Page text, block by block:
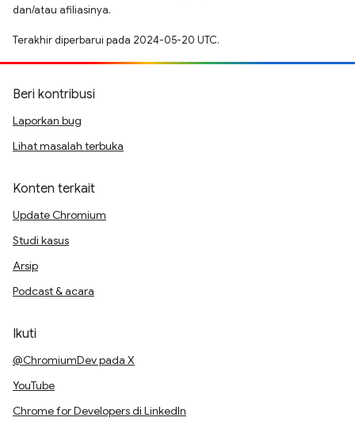
dan/atau afiliasinya.
Terakhir diperbarui pada 2024-05-20 UTC.
Beri kontribusi
Laporkan bug
Lihat masalah terbuka
Konten terkait
Update Chromium
Studi kasus
Arsip
Podcast & acara
Ikuti
@ChromiumDev pada X
YouTube
Chrome for Developers di LinkedIn